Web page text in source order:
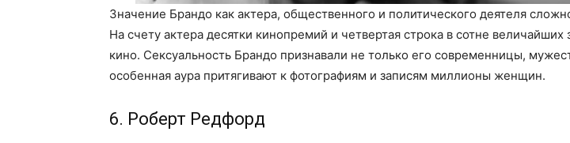
Значение Брандо как актера, общественного и политического деятеля
На счету актера десятки кинопремий и четвертая строка в сотне величайших
кино. Сексуальность Брандо признавали не только его современницы,
особенная аура притягивают к фотографиям и записям миллионы женщин.
6. Роберт Редфорд